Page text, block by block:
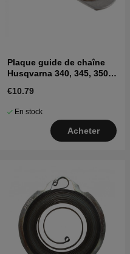
Plaque guide de chaîne
Husqvarna 340, 345, 350,
€10.79
En stock
Acheter